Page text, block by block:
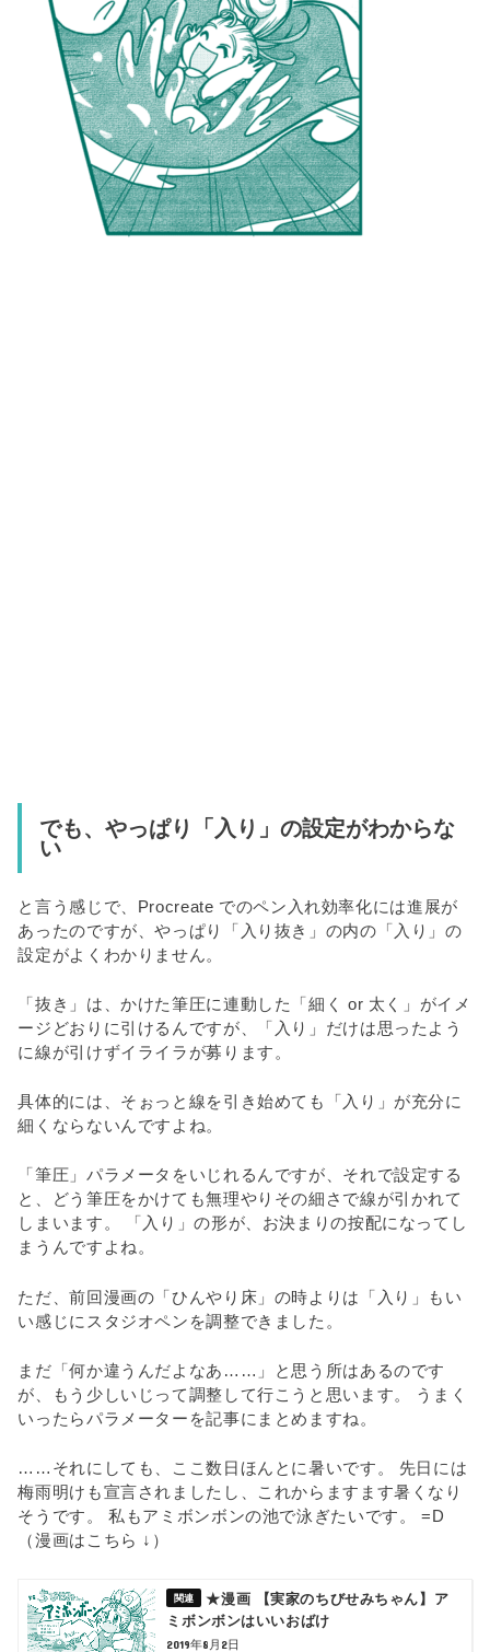
でも、やっぱり「入り」の設定がわからな
い
と言う感じで、Procreate でのペン入れ効率化には進展が
あったのですが、やっぱり「入り抜き」の内の「入り」の
設定がよくわかりません。
「抜き」は、かけた筆圧に連動した「細く or 太く」がイメ
ージどおりに引けるんですが、「入り」だけは思ったよう
に線が引けずイライラが募ります。
具体的には、そぉっと線を引き始めても「入り」が充分に
細くならないんですよね。
「筆圧」パラメータをいじれるんですが、それで設定する
と、どう筆圧をかけても無理やりその細さで線が引かれて
しまいます。 「入り」の形が、お決まりの按配になってし
まうんですよね。
ただ、前回漫画の「ひんやり床」の時よりは「入り」もい
い感じにスタジオペンを調整できました。
まだ「何か違うんだよなあ……」と思う所はあるのです
が、もう少しいじって調整して行こうと思います。 うまく
いったらパラメーターを記事にまとめますね。
……それにしても、ここ数日ほんとに暑いです。 先日には
梅雨明けも宣言されましたし、これからますます暑くなり
そうです。 私もアミボンボンの池で泳ぎたいです。 =D
（漫画はこちら ↓）
★漫画 【実家のちびせみちゃん】ア
ミボンボンはいいおばけ
2019年8月2日